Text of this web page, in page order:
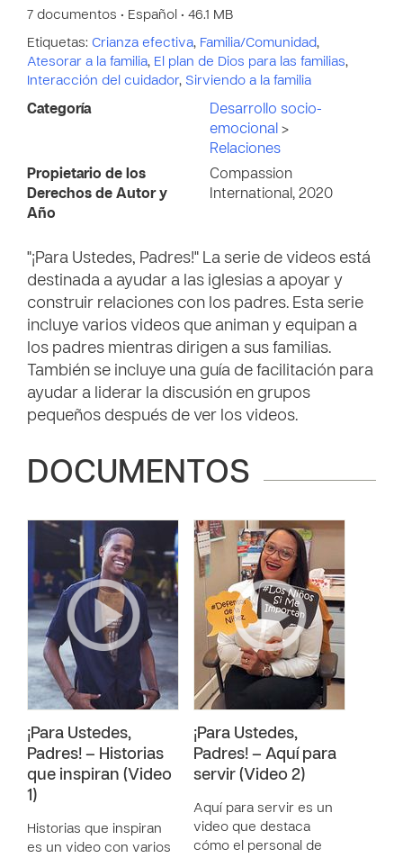
7 documentos • Español • 46.1 MB
Etiquetas: Crianza efectiva, Familia/Comunidad,
Atesorar a la familia, El plan de Dios para las familias,
Interacción del cuidador, Sirviendo a la familia
Categoría
Desarrollo socio-
emocional >
Relaciones
Propietario de los
Derechos de Autor y
Año
Compassion
International, 2020
"¡Para Ustedes, Padres!" La serie de videos está
destinada a ayudar a las iglesias a apoyar y
construir relaciones con los padres. Esta serie
incluye varios videos que animan y equipan a
los padres mientras dirigen a sus familias.
También se incluye una guía de facilitación para
ayudar a liderar la discusión en grupos
pequeños después de ver los videos.
DOCUMENTOS
¡Para Ustedes,
Padres! – Historias
que inspiran (Video
1)
Historias que inspiran
es un video con varios
¡Para Ustedes,
Padres! – Aquí para
servir (Video 2)
Aquí para servir es un
video que destaca
cómo el personal de